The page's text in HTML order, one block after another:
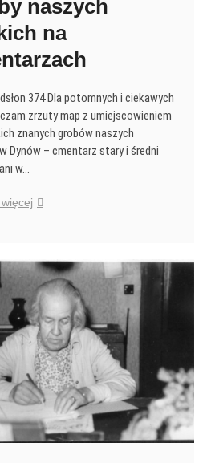
naszych
na
374 Dla potomnych i ciekawych
zrzuty map z umiejscowieniem
znanych grobów naszych
Dynów – cmentarz stary i średni
w…
Groby
cmentarzach